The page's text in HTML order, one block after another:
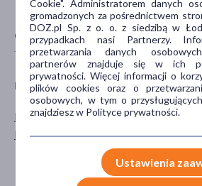
CECHY PRODUKTU
PŁEĆ
Mężczyzna
Kobieta
WIEK
dla
dla
20+
30+
Cookie". Administratorem danych
gromadzonych za pośrednictwem
DOZ.pl Sp. z o. o. z siedzibą w
przypadkach nasi Partnerzy.
przetwarzania danych
partnerów znajduje się w ich
prywatności. Więcej informacji o
plików cookies oraz o
osobowych, w tym o
znajdziesz w Polityce prywatności.
Ustawienia